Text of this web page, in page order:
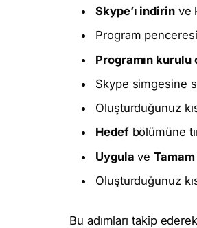
Skype’ı indirinve
Program penceresi
Programın kurulu
Skype simgesine
Oluşturduğunuz
Hedefbölümüne
Uygula veTamam
Oluşturduğunuz
Bu adımları takip